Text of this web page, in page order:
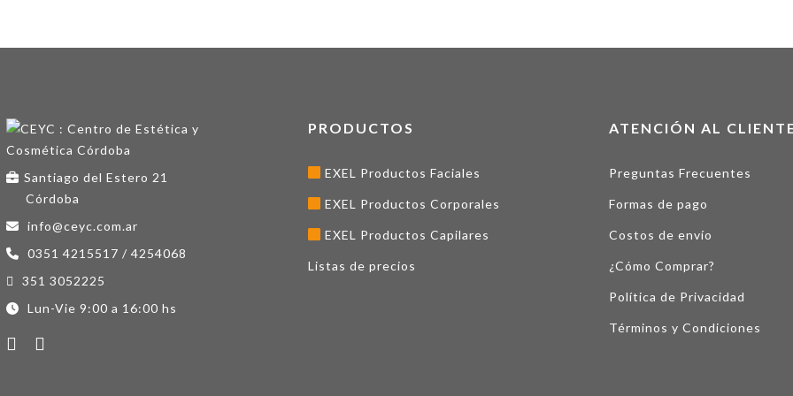
Santiago del Estero 21
Córdoba
info@ceyc.com.ar
0351 4215517 / 4254068
351 3052225
Lun-Vie 9:00 a 16:00 hs
PRODUCTOS
EXEL Productos Faciales
EXEL Productos Corporales
EXEL Productos Capilares
Listas de precios
ATENCIÓN AL
Preguntas Frecuentes
Formas de pago
Costos de envío
¿Cómo Comprar?
Política de Privacidad
Términos y Condiciones